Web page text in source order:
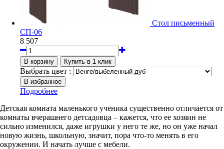
Стол письменный
СП-06
8 507
Выбрать цвет :
Подробнее
Детская комната маленького ученика существенно отличается от
комнаты вчерашнего детсадовца – кажется, что ее хозяин не
сильно изменился, даже игрушки у него те же, но он уже начал
новую жизнь, школьную, значит, пора что-то менять в его
окружении. И начать лучше с мебели.